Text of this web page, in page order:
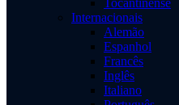
Internacionais
Alemão
Espanhol
Francês
Inglês
Italiano